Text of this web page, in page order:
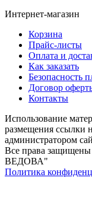
Интернет-магазин
Корзина
Прайс-листы
Оплата и
Как заказать
Безопасность
Договор
Контакты
Использование
размещения ссылки
администратором
Все права
ВЕДОВА"
Политика